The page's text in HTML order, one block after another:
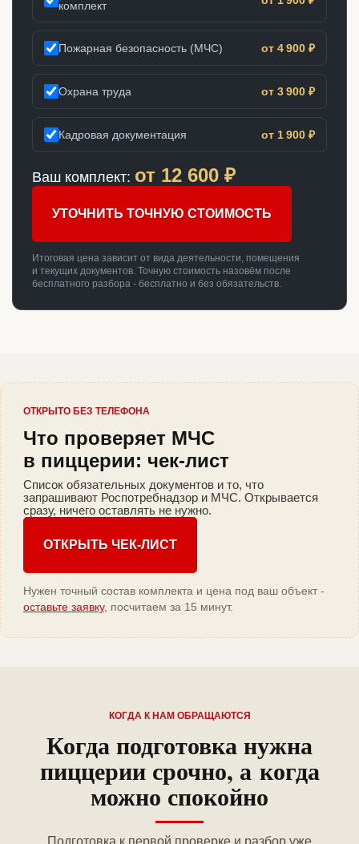
комплект
Пожарная безопасность (МЧС) от 4 900 ₽
Охрана труда от 3 900 ₽
Кадровая документация от 1 900 ₽
Ваш комплект: от 12 600 ₽
УТОЧНИТЬ ТОЧНУЮ СТОИМОСТЬ
Итоговая цена зависит от вида деятельности, помещения
и текущих документов. Точную стоимость назовём после
бесплатного разбора - бесплатно и без обязательств.
ОТКРЫТО БЕЗ ТЕЛЕФОНА
Что проверяет МЧС
в пиццерии: чек-лист
Список обязательных документов и то, что
запрашивают Роспотребнадзор и МЧС. Открывается
сразу, ничего оставлять не нужно.
ОТКРЫТЬ ЧЕК-ЛИСТ
Нужен точный состав комплекта и цена под ваш объект -
оставьте заявку, посчитаем за 15 минут.
КОГДА К НАМ ОБРАЩАЮТСЯ
Когда подготовка нужна
пиццерии срочно, а когда
можно спокойно
Подготовка к первой проверке и разбор уже